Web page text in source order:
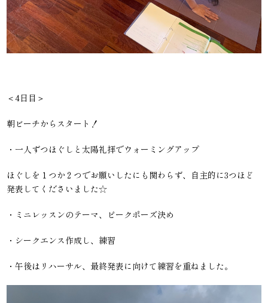
＜4日目＞
朝ビーチからスタート！
・一人ずつほぐしと太陽礼拝でウォーミングアップ
ほぐしを１つか２つでお願いしたにも関わらず、自主的に3つほど
発表してくださいました☆
・ミニレッスンのテーマ、ピークポーズ決め
・シークエンス作成し、練習
・午後はリハーサル、最終発表に向けて練習を重ねました。